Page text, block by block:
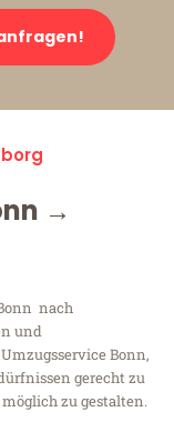
→
nach
und
Bonn,
gerecht zu
zu gestalten.